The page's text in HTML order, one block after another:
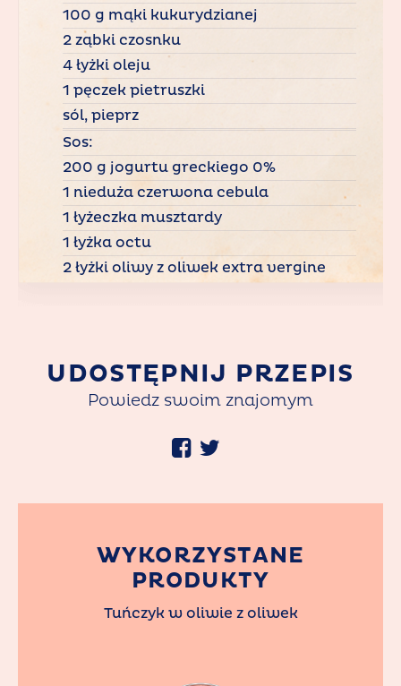
100 g mąki kukurydzianej
2 ząbki czosnku
4 łyżki oleju
1 pęczek pietruszki
sól, pieprz
Sos:
200 g jogurtu greckiego 0%
1 nieduża czerwona cebula
1 łyżeczka musztardy
1 łyżka octu
2 łyżki oliwy z oliwek extra vergine
UDOSTĘPNIJ PRZEPIS
Powiedz swoim znajomym
WYKORZYSTANE
PRODUKTY
Tuńczyk w oliwie z oliwek